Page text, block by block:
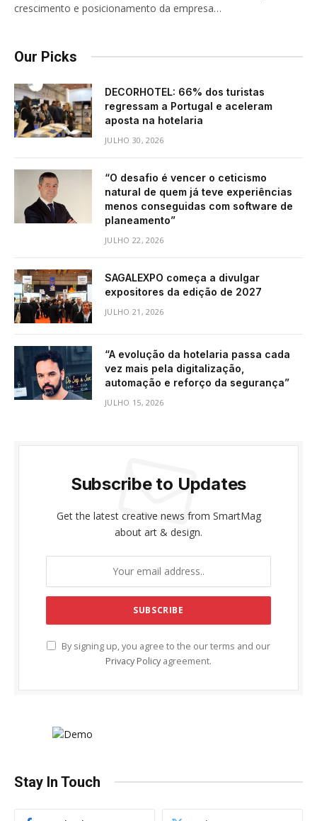
crescimento e posicionamento da empresa…
Our Picks
DECORHOTEL: 66% dos turistas
regressam a Portugal e aceleram
aposta na hotelaria
JULHO 30, 2026
“O desafio é vencer o ceticismo
natural de quem já teve experiências
menos conseguidas com software de
planeamento”
JULHO 22, 2026
SAGALEXPO começa a divulgar
expositores da edição de 2027
JULHO 21, 2026
“A evolução da hotelaria passa cada
vez mais pela digitalização,
automação e reforço da segurança”
JULHO 15, 2026
Subscribe to Updates
Get the latest creative news from SmartMag
about art & design.
By signing up, you agree to the our terms and our
Privacy Policy agreement.
Stay In Touch